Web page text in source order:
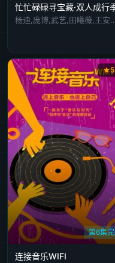
20251230 20260106
20260209 20260210
20260309 20260310
20260331 20260406
20260427 20260428
20260519 20260520
20260608 20260609
20260629 20260706
20260720 20260721
忙忙碌碌寻宝藏·双人成行
杨迪,庞博,武艺,田曦薇,王安宇,黄子弘凡,李维嘉,黄明昊,胡一天,吴昕,孙阳,孙阳 Sunny Sun
第6集
连接音乐WIFI